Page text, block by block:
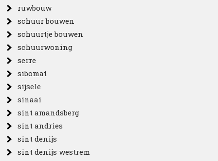
ruwbouw
schuur bouwen
schuurtje bouwen
schuurwoning
serre
sibomat
sijsele
sinaai
sint amandsberg
sint andries
sint denijs
sint denijs westrem